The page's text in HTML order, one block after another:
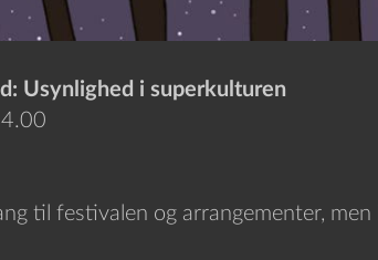
Usynlighed i superkulturen
til festivalen og arrangementer,